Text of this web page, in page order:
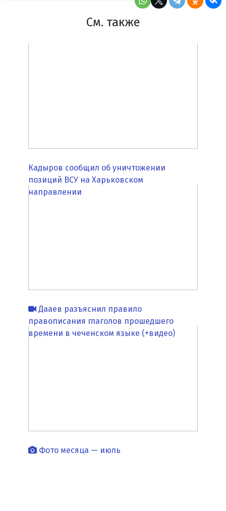
См. также
Кадыров сообщил об уничтожении
позиций ВСУ на Харьковском
направлении
Дааев разъяснил правило
правописания глаголов прошедшего
времени в чеченском языке (+видео)
Фото месяца — июль